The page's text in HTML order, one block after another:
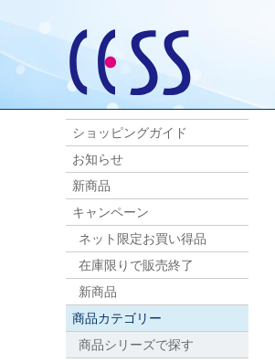
ショッピングガイド
お知らせ
新商品
キャンペーン
ネット限定お買い得品
在庫限りで販売終了
新商品
商品カテゴリー
商品シリーズで探す